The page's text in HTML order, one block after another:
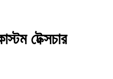
টেক্সচার